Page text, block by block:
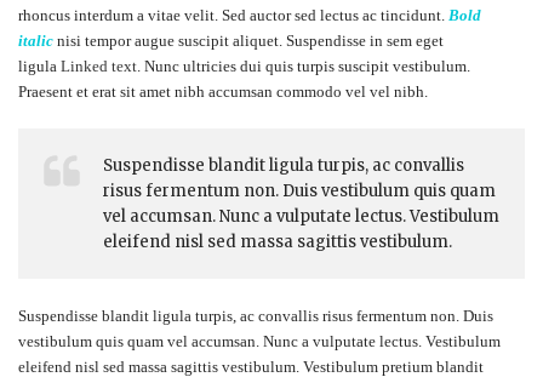
rhoncus interdum a vitae velit. Sed auctor sed lectus ac tincidunt. Bold
italic nisi tempor augue suscipit aliquet. Suspendisse in sem eget
ligula Linked text. Nunc ultricies dui quis turpis suscipit vestibulum.
Praesent et erat sit amet nibh accumsan commodo vel vel nibh.
Suspendisse blandit ligula turpis, ac convallis
risus fermentum non. Duis vestibulum quis quam
vel accumsan. Nunc a vulputate lectus. Vestibulum
eleifend nisl sed massa sagittis vestibulum.
Suspendisse blandit ligula turpis, ac convallis risus fermentum non. Duis
vestibulum quis quam vel accumsan. Nunc a vulputate lectus. Vestibulum
eleifend nisl sed massa sagittis vestibulum. Vestibulum pretium blandit